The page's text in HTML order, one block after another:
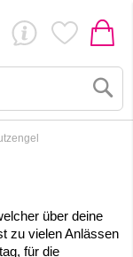
über deine
zu vielen Anlässen
für die